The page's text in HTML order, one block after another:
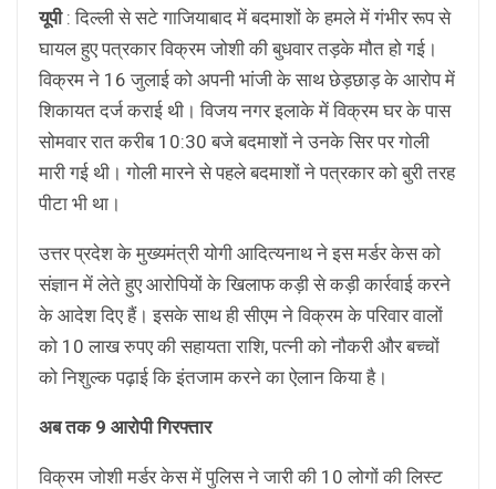
यूपी: दिल्ली से सटे गाजियाबाद में बदमाशों के हमले में गंभीर रूप से
घायल हुए पत्रकार विक्रम जोशी की बुधवार तड़के मौत हो गई।
विक्रम ने 16 जुलाई को अपनी भांजी के साथ छेड़छाड़ के आरोप में
शिकायत दर्ज कराई थी। विजय नगर इलाके में विक्रम घर के पास
सोमवार रात करीब 10:30 बजे बदमाशों ने उनके सिर पर गोली
मारी गई थी। गोली मारने से पहले बदमाशों ने पत्रकार को बुरी तरह
पीटा भी था।
उत्तर प्रदेश के मुख्यमंत्री योगी आदित्यनाथ ने इस मर्डर केस को
संज्ञान में लेते हुए आरोपियों के खिलाफ कड़ी से कड़ी कार्रवाई करने
के आदेश दिए हैं। इसके साथ ही सीएम ने विक्रम के परिवार वालों
को 10 लाख रुपए की सहायता राशि, पत्नी को नौकरी और बच्चों
को निशुल्क पढ़ाई कि इंतजाम करने का ऐलान किया है।
अब तक 9 आरोपी गिरफ्तार
विक्रम जोशी मर्डर केस में पुलिस ने जारी की 10 लोगों की लिस्ट